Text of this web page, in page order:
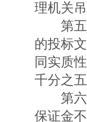
理机关
第五
的投标
同实质
千分之
第六
保证金